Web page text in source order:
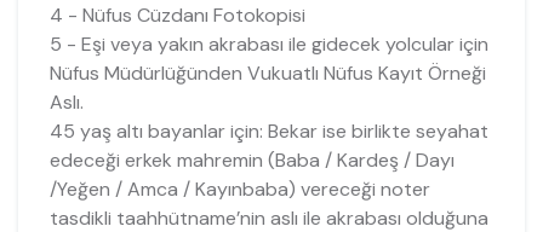
4 - Nüfus Cüzdanı Fotokopisi
5 - Eşi veya yakın akrabası ile gidecek yolcular için
Nüfus Müdürlüğünden Vukuatlı Nüfus Kayıt Örneği
Aslı.
45 yaş altı bayanlar için: Bekar ise birlikte seyahat
edeceği erkek mahremin (Baba / Kardeş / Dayı
/Yeğen / Amca / Kayınbaba) vereceği noter
tasdikli taahhütname’nin aslı ile akrabası olduğuna